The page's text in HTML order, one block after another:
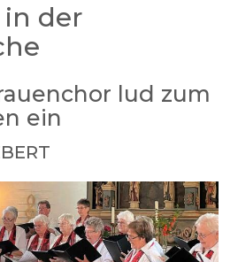
der
lud zum
ein